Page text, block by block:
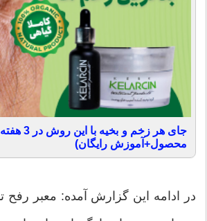
جای هر
محصول+آموزش رایگان)
در ادامه این گزارش آمده: معبر رفح